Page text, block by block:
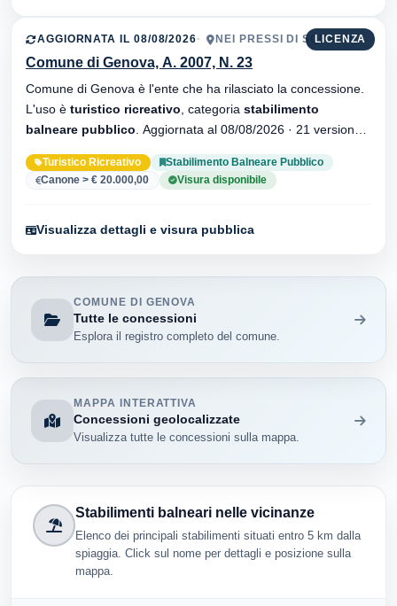
LICENZA
AGGIORNATA IL 08/08/2026 NEI PRESSI DI SQUASH
Comune di Genova, A. 2007, N. 23
Comune di Genova è l'ente che ha rilasciato la concessione.
L'uso è turistico ricreativo , categoria stabilimento
balneare pubblico
Turistico Ricreativo
Stabilimento Balneare Pubblico
Canone > € 20.000,00
Visura disponibile
Visualizza dettagli e visura pubblica
COMUNE DI GENOVA
Tutte le concessioni
Esplora il registro completo del comune.
MAPPA INTERATTIVA
Concessioni geolocalizzate
Visualizza tutte le concessioni sulla mappa.
Stabilimenti balneari nelle vicinanze
Elenco dei principali stabilimenti situati entro 5 km dalla
spiaggia. Click sul nome per dettagli e posizione sulla
mappa.